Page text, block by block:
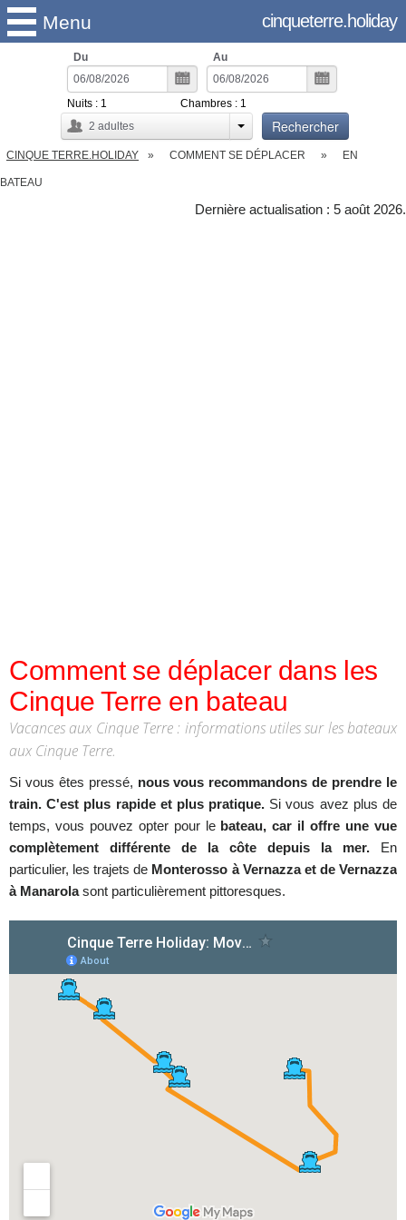
Menu cinqueterre.holiday
Du Au
2 adultes
Nuits : 1 Chambres : 1
Rechercher
CINQUE TERRE.HOLIDAY COMMENT SE DÉPLACER EN
BATEAU
Dernière actualisation : 5 août 2026.
Comment se déplacer dans les
Cinque Terre en bateau
Vacances aux Cinque Terre : informations utiles sur les bateaux
aux Cinque Terre.
Si vous êtes pressé, nous vous recommandons de prendre le
train. C'est plus rapide et plus pratique. Si vous avez plus de
temps, vous pouvez opter pour le bateau, car il offre une vue
complètement différente de la côte depuis la mer. En
particulier, les trajets de Monterosso à Vernazza et de Vernazza
à Manarolasont particulièrement pittoresques.